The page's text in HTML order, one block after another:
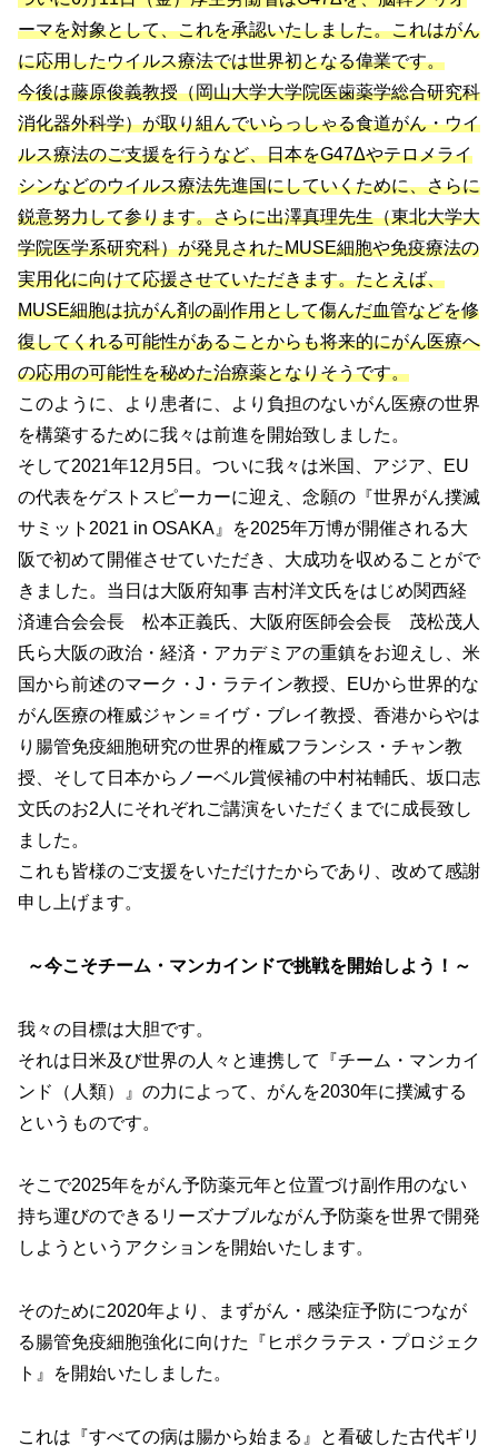
ーマを対象として、これを承認いたしました。これはがん
に応用したウイルス療法では世界初となる偉業です。
今後は藤原俊義教授（岡山大学大学院医歯薬学総合研究科
消化器外科学）が取り組んでいらっしゃる食道がん・ウイ
ルス療法のご支援を行うなど、日本をG47Δやテロメライ
シンなどのウイルス療法先進国にしていくために、さらに
鋭意努力して参ります。さらに出澤真理先生（東北大学大
学院医学系研究科）が発見されたMUSE細胞や免疫療法の
実用化に向けて応援させていただきます。たとえば、
MUSE細胞は抗がん剤の副作用として傷んだ血管などを修
復してくれる可能性があることからも将来的にがん医療へ
の応用の可能性を秘めた治療薬となりそうです。
このように、より患者に、より負担のないがん医療の世界
を構築するために我々は前進を開始致しました。
そして2021年12月5日。ついに我々は米国、アジア、EU
の代表をゲストスピーカーに迎え、念願の『世界がん撲滅
サミット2021 in OSAKA』を2025年万博が開催される大
阪で初めて開催させていただき、大成功を収めることがで
きました。当日は大阪府知事 吉村洋文氏をはじめ関西経
済連合会会長 松本正義氏、大阪府医師会会長 茂松茂人
氏ら大阪の政治・経済・アカデミアの重鎮をお迎えし、米
国から前述のマーク・J・ラテイン教授、EUから世界的な
がん医療の権威ジャン＝イヴ・ブレイ教授、香港からやは
り腸管免疫細胞研究の世界的権威フランシス・チャン教
授、そして日本からノーベル賞候補の中村祐輔氏、坂口志
文氏のお2人にそれぞれご講演をいただくまでに成長致し
ました。
これも皆様のご支援をいただけたからであり、改めて感謝
申し上げます。
～今こそチーム・マンカインドで挑戦を開始しよう！～
我々の目標は大胆です。
それは日米及び世界の人々と連携して『チーム・マンカイ
ンド（人類）』の力によって、がんを2030年に撲滅する
というものです。
そこで2025年をがん予防薬元年と位置づけ副作用のない
持ち運びのできるリーズナブルながん予防薬を世界で開発
しようというアクションを開始いたします。
そのために2020年より、まずがん・感染症予防につなが
る腸管免疫細胞強化に向けた『ヒポクラテス・プロジェク
ト』を開始いたしました。
これは『すべての病は腸から始まる』と看破した古代ギリ